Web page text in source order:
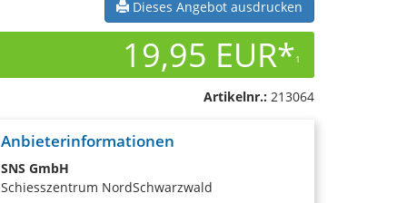
Dieses Angebot ausdrucken
19,95 EUR*1
Artikelnr.: 213064
Anbieterinformationen
SNS GmbH
Schiesszentrum NordSchwarzwald